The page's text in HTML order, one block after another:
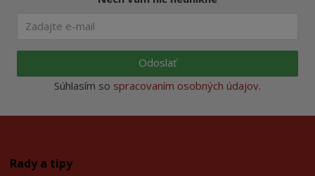
Odoslať
Súhlasím so spracovaním osobných údajov.
Rady a tipy